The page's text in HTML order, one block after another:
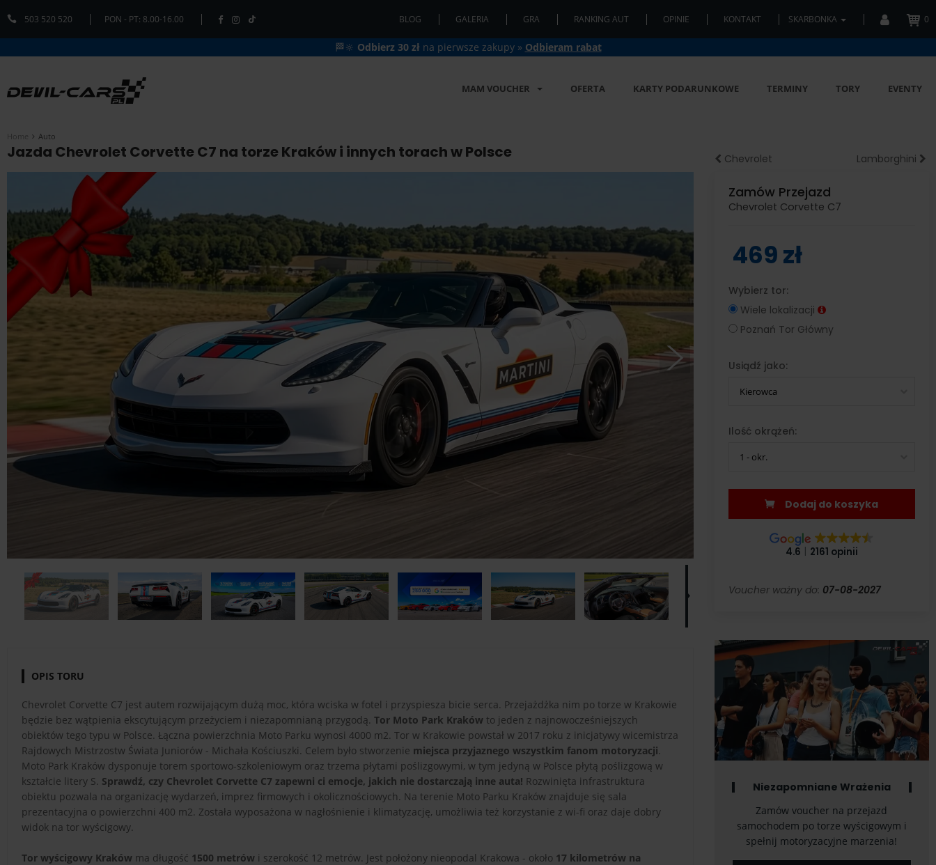
503 520 520 PON - PT: 8.00-16.00 BLOG GALERIA GRA RANKING AUT OPINIE KONTAKT SKARBONKA 0
🏁🔆 Odbierz 30 zł na pierwsze zakupy » Odbieram rabat
MAM VOUCHER OFERTA KARTY PODARUNKOWE TERMINY TORY EVENTY
Home Auto
Jazda Chevrolet Corvette C7 na torze Kraków i innych torach w Polsce
OPIS TORU
Chevrolet Corvette C7 jest autem rozwijającym dużą moc, która wciska w fotel i przyspiesza bicie serca. Przejażdżka nim po torze w Krakowie
będzie bez wątpienia ekscytującym przeżyciem i niezapomnianą przygodą. Tor Moto Park Kraków to jeden z najnowocześniejszych
obiektów tego typu w Polsce. Łączna powierzchnia Moto Parku wynosi 4000 m2. Tor w Krakowie powstał w 2017 roku z inicjatywy wicemistrza
Rajdowych Mistrzostw Świata Juniorów - Michała Kościuszki. Celem było stworzenie miejsca przyjaznego wszystkim fanom motoryzacji.
Moto Park Kraków dysponuje torem sportowo-szkoleniowym oraz trzema płytami poślizgowymi, w tym jedyną w Polsce płytą poślizgową w
kształcie litery S. Sprawdź, czy Chevrolet Corvette C7 zapewni ci emocje, jakich nie dostarczają inne auta! Rozwinięta infrastruktura
obiektu pozwala na organizację wydarzeń, imprez firmowych i okolicznościowych. Na terenie Moto Parku Kraków znajduje się sala
prezentacyjna o powierzchni 400 m2. Została wyposażona w nagłośnienie i klimatyzację, umożliwia też korzystanie z wi-fi oraz daje dobry
widok na tor wyścigowy.
Tor wyścigowy Kraków ma długość 1500 metrów i szerokość 12 metrów. Jest położony nieopodal Krakowa - około 17 kilometrów na
Chevrolet Lamborghini
Zamów Przejazd
Chevrolet Corvette C7
469 zł
Wybierz tor:
Wiele lokalizacji
Poznań Tor Główny
Usiądź jako:
Kierowca
Ilość okrążeń:
1 - okr.
Dodaj do koszyka
4.6 2161 opinii
Voucher ważny do: 07-08-2027
Niezapomniane Wrażenia
Zamów voucher na przejazd
samochodem po torze wyścigowym i
spełnij motoryzacyjne marzenia!